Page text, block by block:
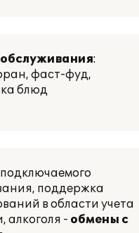
:
фаст-фуд,
блюд
, поддержка
в области учета
алкоголя - обмены с